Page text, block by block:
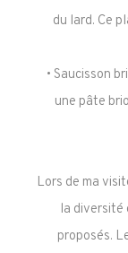
du lard. Ce
• Saucisson
une pâte
Lors de ma
la diversité
proposés.